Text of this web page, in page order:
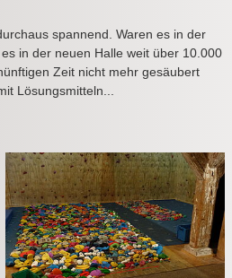
spannend. Waren es in der
in der neuen Halle weit über 10.000
Zeit nicht mehr gesäubert
Lösungsmitteln...